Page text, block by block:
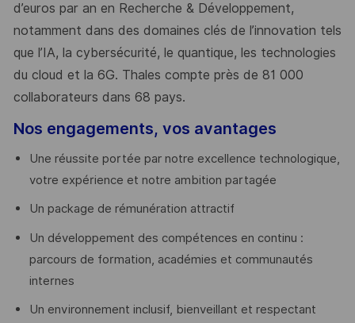
d’euros par an en Recherche & Développement,
notamment dans des domaines clés de l’innovation tels
que l’IA, la cybersécurité, le quantique, les technologies
du cloud et la 6G. Thales compte près de 81 000
collaborateurs dans 68 pays.
Nos engagements, vos avantages
Une réussite portée par notre excellence technologique,
votre expérience et notre ambition partagée
Un package de rémunération attractif
Un développement des compétences en continu :
parcours de formation, académies et communautés
internes
Un environnement inclusif, bienveillant et respectant